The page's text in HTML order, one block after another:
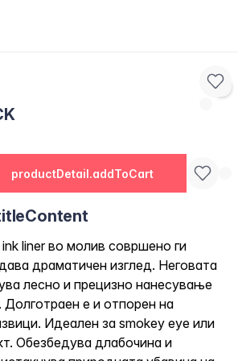
productDetail.addToCart
liner во молив совршено ги
драматичен изглед. Неговата
лесно и прецизно нанесување
е и отпорен на
Идеален за smokey eye или
Обезбедува длабочина и